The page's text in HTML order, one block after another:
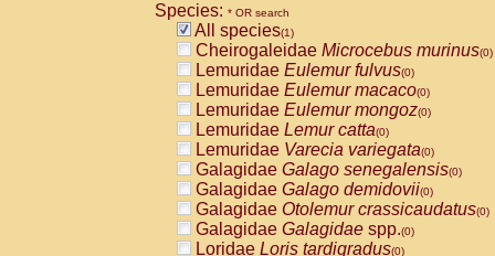
Species: * OR search
All species(1)
Cheirogaleidae Microcebus murinus(0)
Lemuridae Eulemur fulvus(0)
Lemuridae Eulemur macaco(0)
Lemuridae Eulemur mongoz(0)
Lemuridae Lemur catta(0)
Lemuridae Varecia variegata(0)
Galagidae Galago senegalensis(0)
Galagidae Galago demidovii(0)
Galagidae Otolemur crassicaudatus(0)
Galagidae Galagidae spp.(0)
Loridae Loris tardigradus(0)